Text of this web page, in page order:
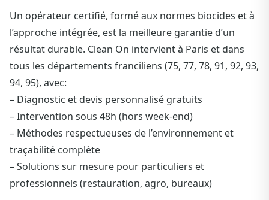
Un opérateur certifié, formé aux normes biocides et à
l’approche intégrée, est la meilleure garantie d’un
résultat durable. Clean On intervient à Paris et dans
tous les départements franciliens (75, 77, 78, 91, 92, 93,
94, 95), avec:
– Diagnostic et devis personnalisé gratuits
– Intervention sous 48h (hors week-end)
– Méthodes respectueuses de l’environnement et
traçabilité complète
– Solutions sur mesure pour particuliers et
professionnels (restauration, agro, bureaux)